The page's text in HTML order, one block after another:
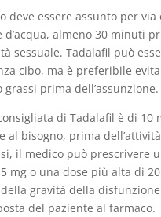
deve essere assunto per via
d’acqua, almeno 30 minuti
sessuale. Tadalafil può
cibo, ma è preferibile
grassi prima dell’assunzione.
di Tadalafil è di 10
al bisogno, prima
il medico può prescrivere
mg o una dose più alta di
gravità della
del paziente al farmaco.